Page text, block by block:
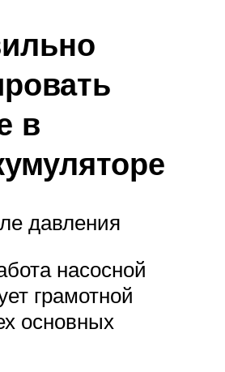
в
давления
насосной
грамотной
основных